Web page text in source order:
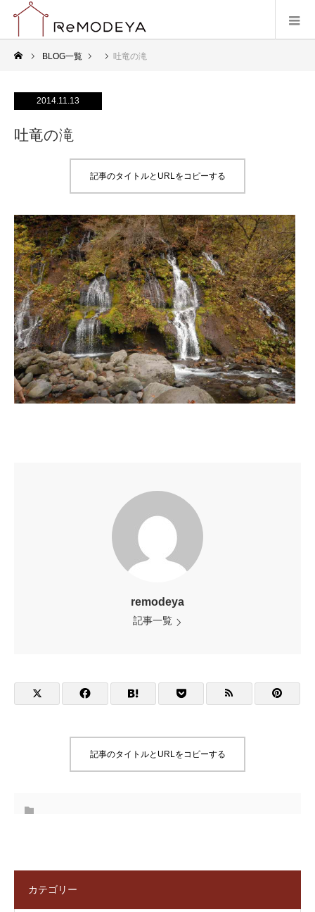
BLOG一覧 吐竜の滝
2014.11.13
吐竜の滝
記事のタイトルとURLをコピーする
remodeya
記事一覧
記事のタイトルとURLをコピーする
カテゴリー